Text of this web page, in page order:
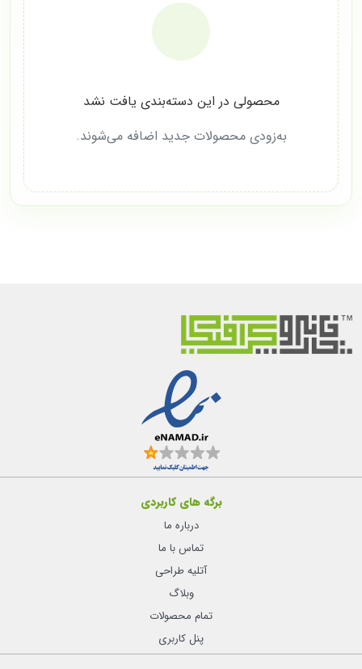
محصولی در این دسته‌بندی یافت نشد
به‌زودی محصولات جدید اضافه می‌شوند.
برگه های کاربردی
درباره ما
تماس با ما
آتلیه طراحی
وبلاگ
تمام محصولات
پنل کاربری